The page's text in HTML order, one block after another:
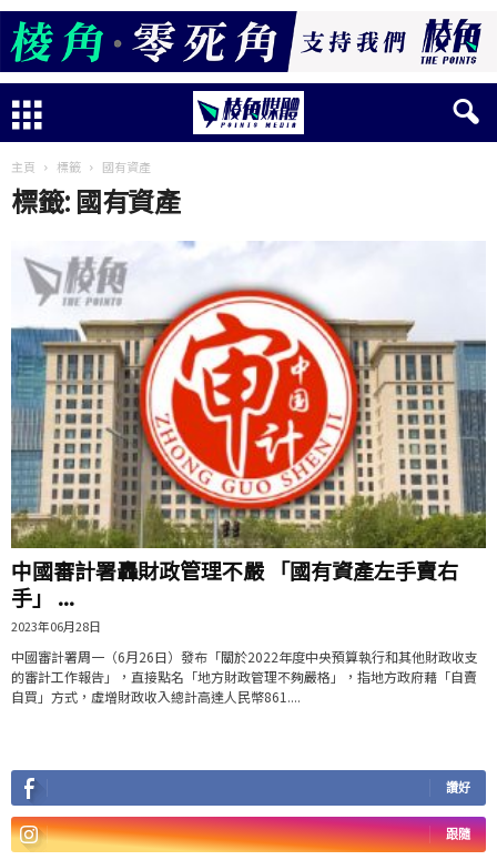
主頁 標籤 國有資產
標籤: 國有資產
中國審計署轟財政管理不嚴 「國有資產左手賣右
手」 ...
2023年06月28日
中國審計署周一（6月26日）發布「關於2022年度中央預算執行和其他財政收支
的審計工作報告」，直接點名「地方財政管理不夠嚴格」，指地方政府藉「自賣
自買」方式，虛增財政收入總計高達人民幣861....
讚好
跟隨